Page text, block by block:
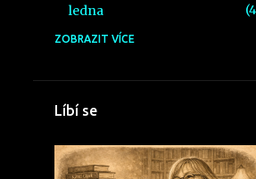
ledna
4
2025
října
srpna
1
ZOBRAZIT VÍCE
Líbí se